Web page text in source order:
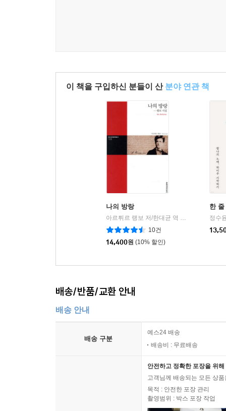
--- p.331, 정새벽, 옮긴이의 말 「세 줄 안에서, 일
이런 시들을 한국어로 옮길 때 나는 가능한 한 일
하지 않는 생략, 그리고 문장이라기보다 호흡에
낯설어지는 데서 온다고 믿기 때문이다. 선불교
사소한 사물, 짧은 체념, 우스운 깨달음, 별것 아닌
--- p.335, 정새벽, 옮긴이의 말 「세 줄 안에서, 일
좋은 하이쿠는 다 설명하지 않는다. 다만 건드린
--- p.337, 정새벽, 옮긴이의 말 「세 줄 안에서, 일상의 말
アートを説明するのは
冗談を説明するのに
시가 될 수 있는 재료를 일상에서 발견하며,
만들어지는 이 ‘작은 시’는 자신의 몸체를 최소
가볍기에 계속 맴돌게 되는, 읽는 이를 어딘가로
하이쿠가 품을 수 있는 여러 잠재성을 살피며, 언
다시금 비추게 되는 삶을 생각한다.
아마
완벽
이 책을 구입하신 분들이 산 분야 연관 책
나의 방랑
아르튀르 랭보 저/한대균 역 | 문학과지성사
10건
14,400원 (10% 할인)
한
정수
배송/반품/교환 안내
배송 안내
배송 구분
예스24 배송
배송비 : 무료배송
안전하고 정확한 포장을 위
고객님께 배송되는 모든 상
목적 : 안전한 포장 관리
촬영범위 : 박스 포장 작업